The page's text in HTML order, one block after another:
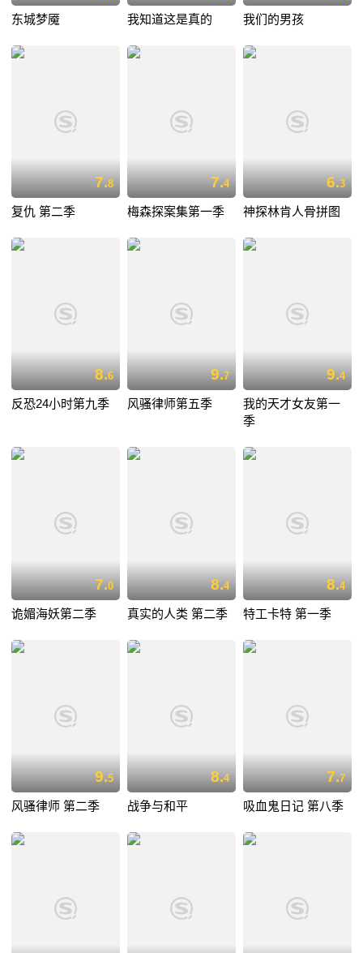
东城梦魇 我知道这是真的 我们的男孩
7.8
复仇 第二季
7.4
梅森探案集第一季
6.3
神探林肯人骨拼图
8.6
反恐24小时第九季
9.7
风骚律师第五季
9.4
我的天才女友第一
季
7.0
诡媚海妖第二季
8.4
真实的人类 第二季
8.4
特工卡特 第一季
9.5
风骚律师 第二季
8.4
战争与和平
7.7
吸血鬼日记 第八季